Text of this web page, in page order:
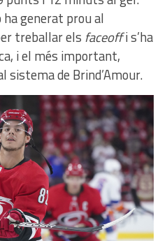
generat prou al
treballar els faceoffi s’ha
i el més important,
sistema de Brind’Amour.